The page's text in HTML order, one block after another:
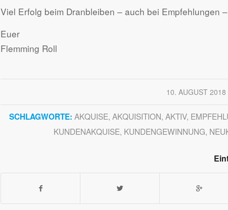
Viel Erfolg beim Dranbleiben – auch bei Empfehlungen
Euer
Flemming Roll
10. AUGUST 2018
/
SCHLAGWORTE: AKQUISE, AKQUISITION, AKTIV,
KUNDENAKQUISE, KUNDENGEWINNUNG,